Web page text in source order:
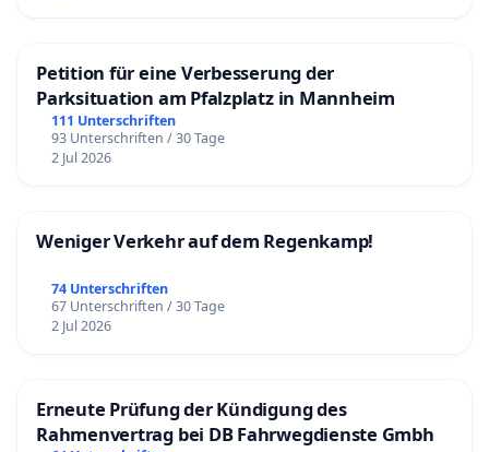
Petition für eine Verbesserung der
Parksituation am Pfalzplatz in Mannheim
111 Unterschriften
93 Unterschriften / 30 Tage
2 Jul 2026
Weniger Verkehr auf dem Regenkamp!
74 Unterschriften
67 Unterschriften / 30 Tage
2 Jul 2026
Erneute Prüfung der Kündigung des
Rahmenvertrag bei DB Fahrwegdienste Gmbh